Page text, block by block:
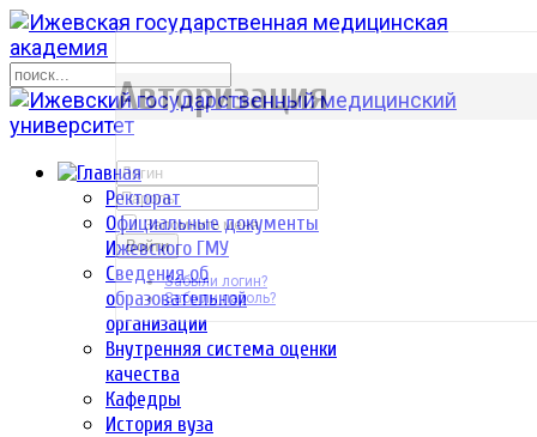
Ректорат
Официальные документы
Ижевского ГМУ
Сведения об
образовательной
организации
Внутренняя система оценки
качества
Кафедры
История вуза
р
Авторизация
Запомнить меня
Войти
Забыли логин?
Забыли пароль?